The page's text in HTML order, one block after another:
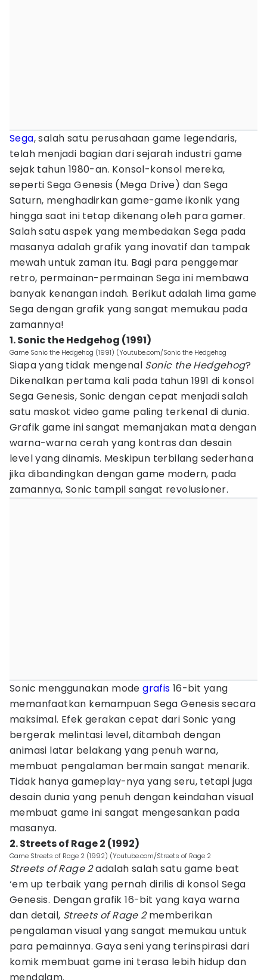
Sega, salah satu perusahaan game legendaris,
telah menjadi bagian dari sejarah industri game
sejak tahun 1980-an. Konsol-konsol mereka,
seperti Sega Genesis (Mega Drive) dan Sega
Saturn, menghadirkan game-game ikonik yang
hingga saat ini tetap dikenang oleh para gamer.
Salah satu aspek yang membedakan Sega pada
masanya adalah grafik yang inovatif dan tampak
mewah untuk zaman itu. Bagi para penggemar
retro, permainan-permainan Sega ini membawa
banyak kenangan indah. Berikut adalah lima game
Sega dengan grafik yang sangat memukau pada
zamannya!
1. Sonic the Hedgehog (1991)
Game Sonic the Hedgehog (1991) (Youtube.com/Sonic the Hedgehog
Siapa yang tidak mengenal Sonic the Hedgehog?
Dikenalkan pertama kali pada tahun 1991 di konsol
Sega Genesis, Sonic dengan cepat menjadi salah
satu maskot video game paling terkenal di dunia.
Grafik game ini sangat memanjakan mata dengan
warna-warna cerah yang kontras dan desain
level yang dinamis. Meskipun terbilang sederhana
jika dibandingkan dengan game modern, pada
zamannya, Sonic tampil sangat revolusioner.
Sonic menggunakan modegrafis 16-bit yang
memanfaatkan kemampuan Sega Genesis secara
maksimal. Efek gerakan cepat dari Sonic yang
bergerak melintasi level, ditambah dengan
animasi latar belakang yang penuh warna,
membuat pengalaman bermain sangat menarik.
Tidak hanya gameplay-nya yang seru, tetapi juga
desain dunia yang penuh dengan keindahan visual
membuat game ini sangat mengesankan pada
masanya.
2. Streets of Rage 2 (1992)
Game Streets of Rage 2 (1992) (Youtube.com/Streets of Rage 2
Streets of Rage 2adalah salah satu game beat
‘em up terbaik yang pernah dirilis di konsol Sega
Genesis. Dengan grafik 16-bit yang kaya warna
dan detail, Streets of Rage 2memberikan
pengalaman visual yang sangat memukau untuk
para pemainnya. Gaya seni yang terinspirasi dari
komik membuat game ini terasa lebih hidup dan